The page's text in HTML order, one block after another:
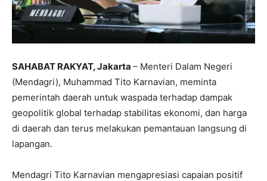
SAHABAT RAKYAT, Jakarta – Menteri Dalam Negeri
(Mendagri), Muhammad Tito Karnavian, meminta
pemerintah daerah untuk waspada terhadap dampak
geopolitik global terhadap stabilitas ekonomi, dan harga
di daerah dan terus melakukan pemantauan langsung di
lapangan.
Mendagri Tito Karnavian mengapresiasi capaian positif